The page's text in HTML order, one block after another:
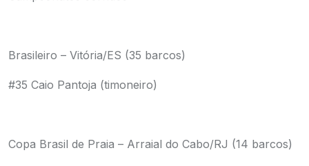
Brasileiro – Vitória/ES (35 barcos)
#35 Caio Pantoja (timoneiro)
Copa Brasil de Praia – Arraial do Cabo/RJ (14 barcos)